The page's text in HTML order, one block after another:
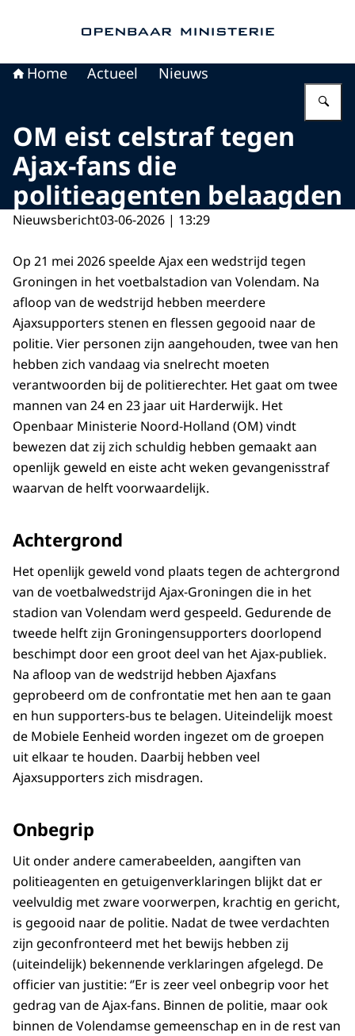
Home Actueel Nieuws
OM eist celstraf tegen
Ajax-fans die
politieagenten belaagden
Nieuwsbericht03-06-2026 | 13:29
Op 21 mei 2026 speelde Ajax een wedstrijd tegen
Groningen in het voetbalstadion van Volendam. Na
afloop van de wedstrijd hebben meerdere
Ajaxsupporters stenen en flessen gegooid naar de
politie. Vier personen zijn aangehouden, twee van hen
hebben zich vandaag via snelrecht moeten
verantwoorden bij de politierechter. Het gaat om twee
mannen van 24 en 23 jaar uit Harderwijk. Het
Openbaar Ministerie Noord-Holland (OM) vindt
bewezen dat zij zich schuldig hebben gemaakt aan
openlijk geweld en eiste acht weken gevangenisstraf
waarvan de helft voorwaardelijk.
Achtergrond
Het openlijk geweld vond plaats tegen de achtergrond
van de voetbalwedstrijd Ajax-Groningen die in het
stadion van Volendam werd gespeeld. Gedurende de
tweede helft zijn Groningensupporters doorlopend
beschimpt door een groot deel van het Ajax-publiek.
Na afloop van de wedstrijd hebben Ajaxfans
geprobeerd om de confrontatie met hen aan te gaan
en hun supporters-bus te belagen. Uiteindelijk moest
de Mobiele Eenheid worden ingezet om de groepen
uit elkaar te houden. Daarbij hebben veel
Ajaxsupporters zich misdragen.
Onbegrip
Uit onder andere camerabeelden, aangiften van
politieagenten en getuigenverklaringen blijkt dat er
veelvuldig met zware voorwerpen, krachtig en gericht,
is gegooid naar de politie. Nadat de twee verdachten
zijn geconfronteerd met het bewijs hebben zij
(uiteindelijk) bekennende verklaringen afgelegd. De
officier van justitie: ‘’Er is zeer veel onbegrip voor het
gedrag van de Ajax-fans. Binnen de politie, maar ook
binnen de Volendamse gemeenschap en in de rest van